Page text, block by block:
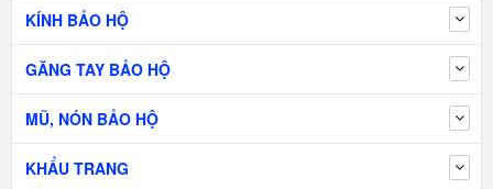
KÍNH BẢO HỘ
GĂNG TAY BẢO HỘ
MŨ, NÓN BẢO HỘ
KHẨU TRANG